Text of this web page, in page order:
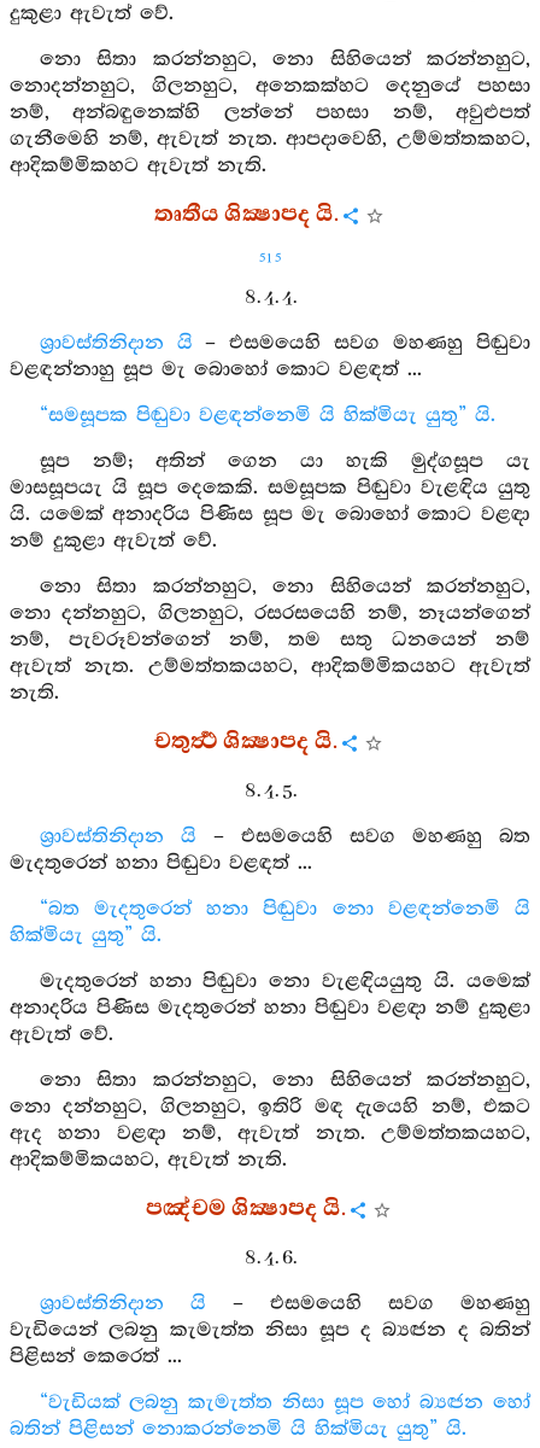
දුකුළා ඇවැත් වේ.
නො සිතා කරන්නහුට, නො සිහියෙන් කරන්නහුට,
නොදන්නහුට, ගිලනහුට, අනෙකක්හට දෙනුයේ පහසා
නම්, අන්බඳුනෙක්හි ලන්නේ පහසා නම්, අවුළුපත්
ගැනීමෙහි නම්, ඇවැත් නැත. ආපදාවෙහි, උම්මත්තකහට,
ආදිකම්මිකහට ඇවැත් නැති.
තෘතීය ශික්‍ෂාපද යි.
515
8. 4. 4.
ශ්‍රාවස්තිනිදාන යි – එසමයෙහි සවග මහණහු පිඬුවා
වළඳන්නාහු සූප මැ බොහෝ කොට වළඳත් ...
“සමසූපක පිඬුවා වළඳන්නෙමි යි හික්මියැ යුතු” යි.
සූප නම්; අතින් ගෙන යා හැකි මුද්ගසූප යැ
මාසසූපයැ යි සූප දෙකෙකි. සමසූපක පිඬුවා වැළඳිය යුතු
යි. යමෙක් අනාදරිය පිණිස සූප මැ බොහෝ කොට වළඳා
නම් දුකුළා ඇවැත් වේ.
නො සිතා කරන්නහුට, නො සිහියෙන් කරන්නහුට,
නො දන්නහුට, ගිලනහුට, රසරසයෙහි නම්, නෑයන්ගෙන්
නම්, පැවරූවන්ගෙන් නම්, තම සතු ධනයෙන් නම්
ඇවැත් නැත. උම්මත්තකයහට, ආදිකම්මිකයහට ඇවැත්
නැති.
චතුර්‍ත්‍ථ ශික්‍ෂාපද යි.
8. 4. 5.
ශ්‍රාවස්තිනිදාන යි – එසමයෙහි සවග මහණහු බත
මැදතුරෙන් හනා පිඬුවා වළඳත් ...
“බත මැදතුරෙන් හනා පිඬුවා නො වළඳන්නෙමි යි
හික්මියැ යුතු” යි.
මැදතුරෙන් හනා පිඬුවා නො වැළඳියයුතු යි. යමෙක්
අනාදරිය පිණිස මැදතුරෙන් හනා පිඬුවා වළඳා නම් දුකුළා
ඇවැත් වේ.
නො සිතා කරන්නහුට, නො සිහියෙන් කරන්නහුට,
නො දන්නහුට, ගිලනහුට, ඉතිරි මඳ දැයෙහි නම්, එකට
ඇද හනා වළඳා නම්, ඇවැත් නැත. උම්මත්තකයහට,
ආදිකම්මිකයහට, ඇවැත් නැති.
පඤ්චම ශික්‍ෂාපද යි.
8. 4. 6.
ශ්‍රාවස්තිනිදාන යි – එසමයෙහි සවග මහණහු
වැඩියෙන් ලබනු කැමැත්ත නිසා සූප ද බ්‍යඤ්‍ජන ද බතින්
පිළිසන් කෙරෙත් ...
“වැඩියක් ලබනු කැමැත්ත නිසා සූප හෝ බ්‍යඤ්‍ජන හෝ
බතින් පිළිසන් නොකරන්නෙමි යි හික්මියැ යුතු” යි.